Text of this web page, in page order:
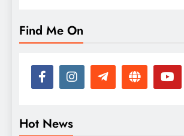
Find Me On
Hot News